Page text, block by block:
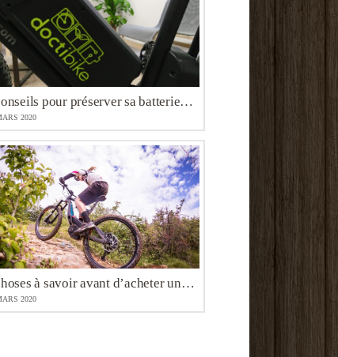
8 conseils pour préserver sa batterie de vélo électrique.
2020
7 choses à savoir avant d’acheter un vélo à assistance électrique
2020